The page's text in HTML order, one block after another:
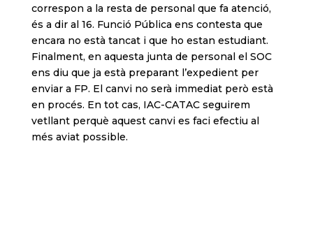
correspon a la resta de personal que fa atenció,
és a dir al 16. Funció Pública ens contesta que
encara no està tancat i que ho estan estudiant.
Finalment, en aquesta junta de personal el SOC
ens diu que ja està preparant l’expedient per
enviar a FP. El canvi no serà immediat però està
en procés. En tot cas, IAC-CATAC seguirem
vetllant perquè aquest canvi es faci efectiu al
més aviat possible.